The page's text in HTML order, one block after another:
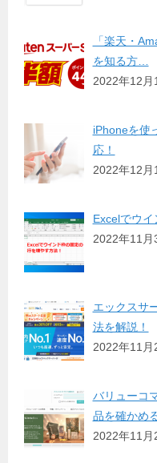
「楽天・
を知る方…
2022年12月
iPhoneを使
応！
2022年12月
Excelでウイ
2022年11月
エックスサ
法を解説！
2022年11月
バリューコ
品を確かめ
2022年11月